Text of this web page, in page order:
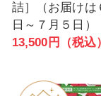
詰］（お届けは
日～７月５日）
13,500円（税込）